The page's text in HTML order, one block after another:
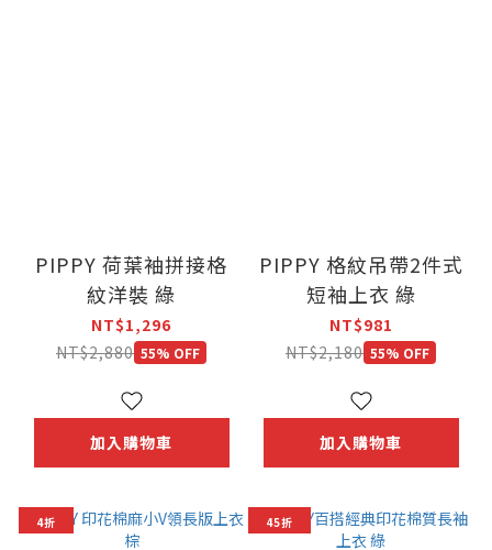
PIPPY 荷葉袖拼接格
紋洋裝 綠
NT$1,296
NT$2,880 55% OFF
加入購物車
PIPPY 格紋吊帶2件式
短袖上衣 綠
NT$981
NT$2,180 55% OFF
加入購物車
4折 45折